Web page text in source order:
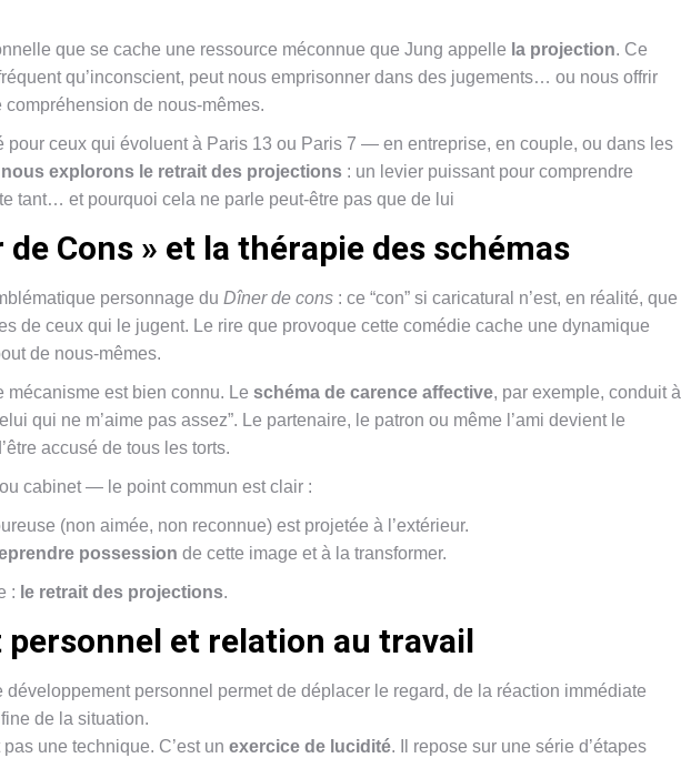
que se cache une ressource méconnue que Jung appelle la projection. Ce
qu’inconscient, peut nous emprisonner dans des jugements… ou nous offrir
de nous-mêmes.
pour ceux qui évoluent à Paris 13 ou Paris 7 — en entreprise, en couple, ou dans les
nous explorons le retrait des projections : un levier puissant pour comprendre
tant… et pourquoi cela ne parle peut-être pas que de lui
de Cons » et la thérapie des schémas
personnage du Dîner de cons : ce “con” si caricatural n’est, en réalité, que
de ceux qui le jugent. Le rire que provoque cette comédie cache une dynamique
de nous-mêmes.
mécanisme est bien connu. Le schéma de carence affective, par exemple, conduit à
qui ne m’aime pas assez”. Le partenaire, le patron ou même l’ami devient le
accusé de tous les torts.
cabinet — le point commun est clair :
(non aimée, non reconnue) est projetée à l’extérieur.
possession de cette image et à la transformer.
: le retrait des projections.
personnel et relation au travail
développement personnel permet de déplacer le regard, de la réaction immédiate
de la situation.
une technique. C’est un exercice de lucidité. Il repose sur une série d’étapes